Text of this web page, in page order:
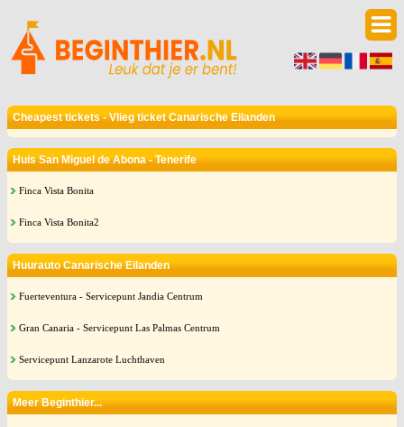
Cheapest tickets - Vlieg ticket Canarische Eilanden
Huis San Miguel de Abona - Tenerife
Finca Vista Bonita
Finca Vista Bonita2
Huurauto Canarische Eilanden
Fuerteventura - Servicepunt Jandia Centrum
Gran Canaria - Servicepunt Las Palmas Centrum
Servicepunt Lanzarote Luchthaven
Meer Beginthier...